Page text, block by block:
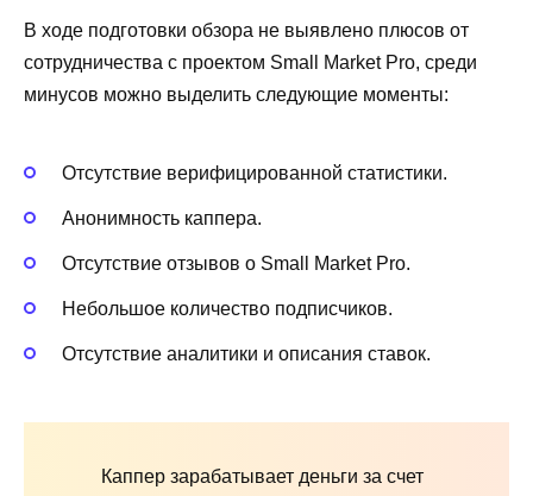
В ходе подготовки обзора не выявлено плюсов от
сотрудничества с проектом Small Market Pro, среди
минусов можно выделить следующие моменты:
Отсутствие верифицированной статистики.
Анонимность каппера.
Отсутствие отзывов о Small Market Pro.
Небольшое количество подписчиков.
Отсутствие аналитики и описания ставок.
Каппер зарабатывает деньги за счет